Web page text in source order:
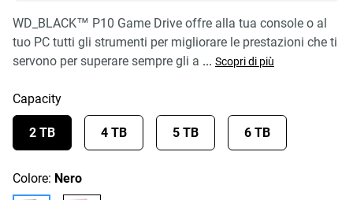
WD_BLACK™ P10 Game Drive offre alla tua console o al
tuo PC tutti gli strumenti per migliorare le prestazioni che ti
servono per superare sempre gli a ... Scopri di più
Capacity
2 TB 4 TB 5 TB 6 TB
Colore: Nero